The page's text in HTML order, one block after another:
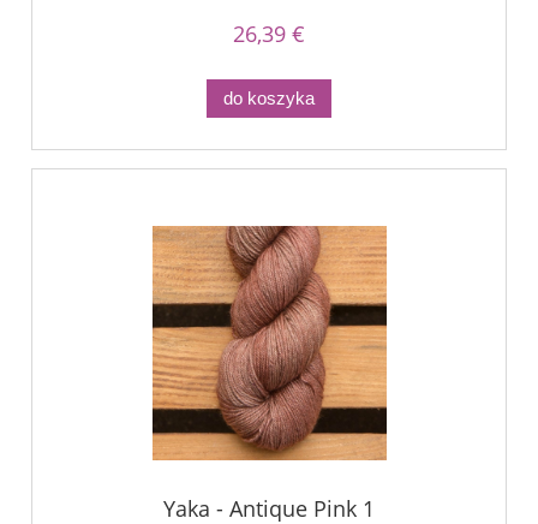
26,39 €
do koszyka
Yaka - Antique Pink 1